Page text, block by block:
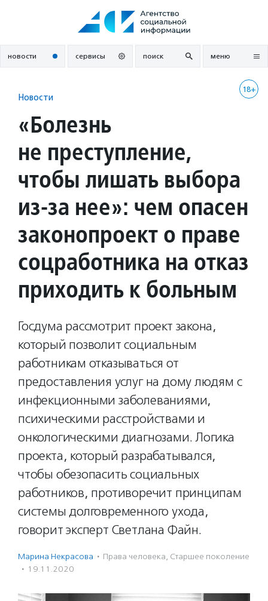
новости сервисы поиск меню
18+
Новости
«Болезнь
не преступление,
чтобы лишать выбора
из-за нее»: чем опасен
законопроект о праве
соцработника на отказ
приходить к больным
Госдума рассмотрит проект закона,
который позволит социальным
работникам отказываться от
предоставления услуг на дому людям с
инфекционными заболеваниями,
психическими расстройствами и
онкологическими диагнозами. Логика
проекта, который разрабатывался,
чтобы обезопасить социальных
работников, противоречит принципам
системы долговременного ухода,
говорит эксперт Светлана Файн.
Марина Некрасова · Права человека, Старшее поколение
· 19.11.2020